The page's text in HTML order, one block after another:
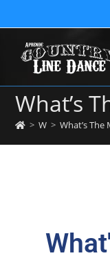
What’s
> W > What’s The